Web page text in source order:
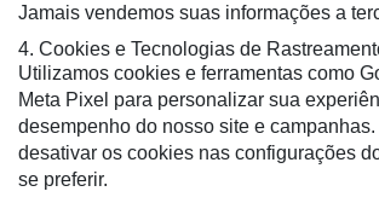
Jamais vendemos suas informações a
4. Cookies e Tecnologias de
Utilizamos cookies e ferramentas como
Meta Pixel para personalizar sua
desempenho do nosso site e
desativar os cookies nas configurações
se preferir.